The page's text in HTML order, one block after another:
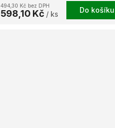
494,30 Kč bez DPH
598,10 Kč / ks Do košíku